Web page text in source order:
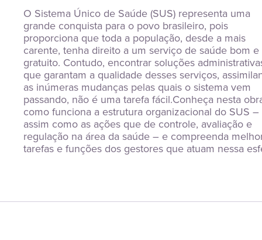
O Sistema Único de Saúde (SUS) representa uma
grande conquista para o povo brasileiro, pois
proporciona que toda a população, desde a mais
carente, tenha direito a um serviço de saúde bom e
gratuito. Contudo, encontrar soluções
que garantam a qualidade desses serviços,
as inúmeras mudanças pelas quais o sistema vem
passando, não é uma tarefa fácil.Conheça nesta
como funciona a estrutura organizacional do SUS –
assim como as ações que de controle, avaliação e
regulação na área da saúde – e compreenda
tarefas e funções dos gestores que atuam nessa